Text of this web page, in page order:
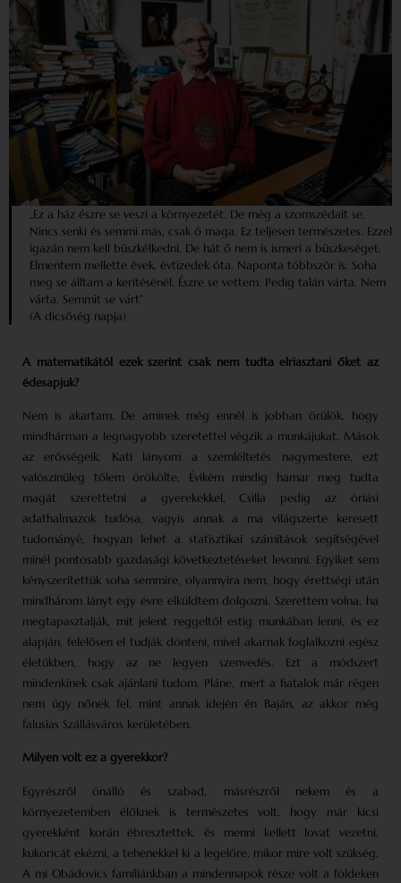
„Ez a ház észre se veszi a környezetét. De még a szomszédait se.
Nincs senki és semmi más, csak ő maga. Ez teljesen természetes. Ezzel
igazán nem kell büszkélkedni. De hát ő nem is ismeri a büszkeséget.
Elmentem mellette évek, évtizedek óta. Naponta többször is. Soha
meg se álltam a kerítésénél. Észre se vettem. Pedig talán várta. Nem
várta. Semmit se várt”
(A dicsőség napja)
A matematikától ezek szerint csak nem tudta elriasztani őket az
édesapjuk?
Nem is akartam. De aminek még ennél is jobban örülök, hogy
mindhárman a legnagyobb szeretettel végzik a munkájukat. Mások
az erősségeik. Kati lányom a szemléltetés nagymestere, ezt
valószínűleg tőlem örökölte, Évikém mindig hamar meg tudta
magát szerettetni a gyerekekkel, Csilla pedig az óriási
adathalmazok tudósa, vagyis annak a ma világszerte keresett
tudományé, hogyan lehet a statisztikai számítások segítségével
minél pontosabb gazdasági következtetéseket levonni. Egyiket sem
kényszerítettük soha semmire, olyannyira nem, hogy érettségi után
mindhárom lányt egy évre elküldtem dolgozni. Szerettem volna, ha
megtapasztalják, mit jelent reggeltől estig munkában lenni, és ez
alapján, felelősen el tudják dönteni, mivel akarnak foglalkozni egész
életükben, hogy az ne legyen szenvedés. Ezt a módszert
mindenkinek csak ajánlani tudom. Pláne, mert a fiatalok már régen
nem úgy nőnek fel, mint annak idején én Baján, az akkor még
falusias Szállásváros kerületében.
Milyen volt ez a gyerekkor?
Egyrészről önálló és szabad, másrészről nekem és a
környezetemben élőknek is természetes volt, hogy már kicsi
gyerekként korán ébresztettek, és menni kellett lovat vezetni,
kukoricát ekézni, a tehenekkel ki a legelőre, mikor mire volt szükség.
A mi Obádovics famíliánkban a mindennapok része volt a földeken